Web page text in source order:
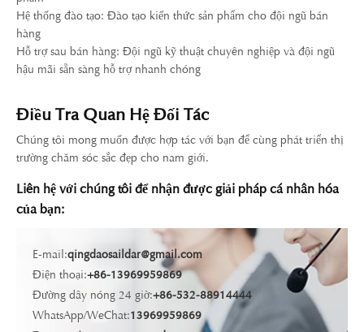
Hệ thống đào tạo: Đào tạo kiến ​​thức sản phẩm cho đội ngũ bán
hàng
Hỗ trợ sau bán hàng: Đội ngũ kỹ thuật chuyên nghiệp và đội ngũ
hậu mãi sẵn sàng hỗ trợ nhanh chóng
Điều Tra Quan Hệ Đối Tác
Chúng tôi mong muốn được hợp tác với bạn để cùng phát triển thị
trường chăm sóc sắc đẹp cho nam giới.
Liên hệ với chúng tôi để nhận được giải pháp cá nhân hóa
của bạn:
E-mail:qingdaosaildar@gmail.com
Điện thoại:+86-13969959869
Đường dây nóng 24 giờ:+86-532-88914444
WhatsApp/WeChat:13969959869